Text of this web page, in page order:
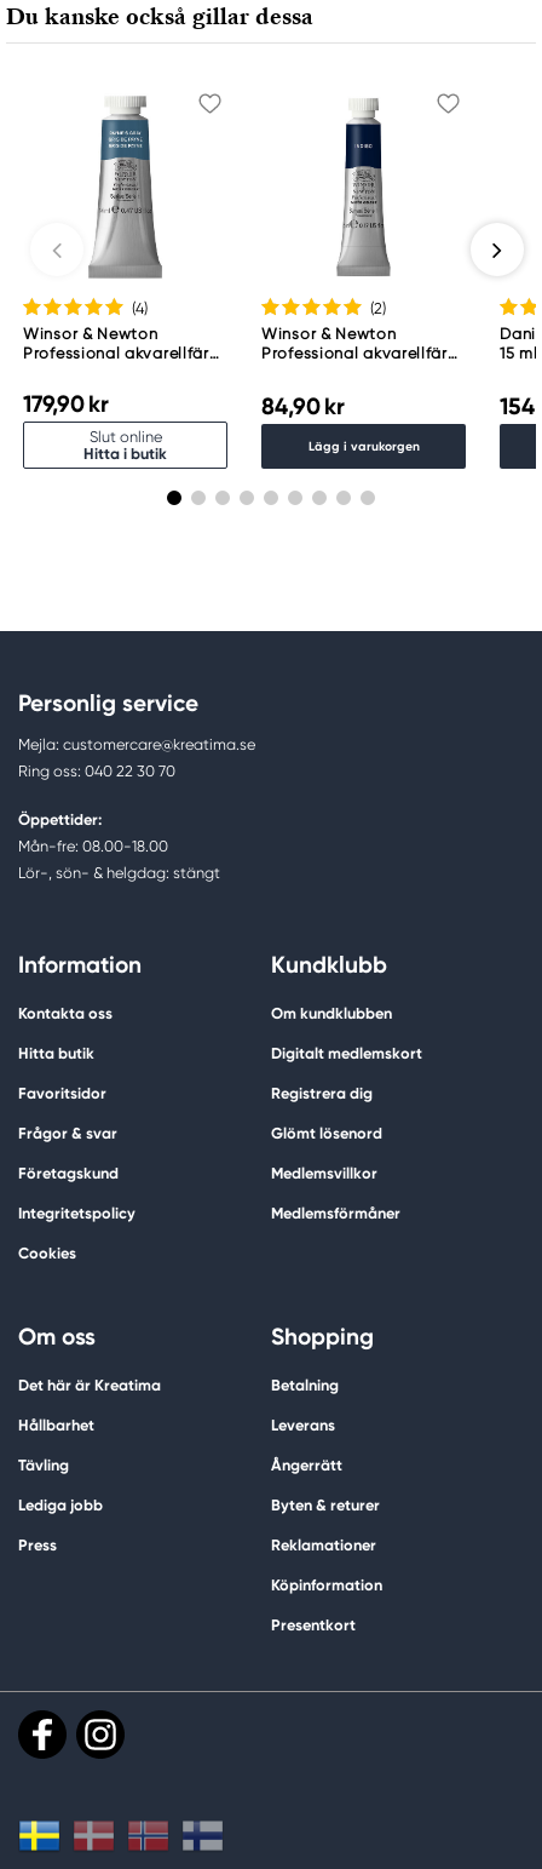
Du kanske också gillar dessa
(4)
Winsor & Newton
Professional akvarellfärg
179,90 kr
Slut online
Hitta i butik
(2)
Winsor & Newton
Professional akvarellfärg
84,90 kr
Lägg i varukorgen
15
Personlig service
Mejla: customercare@kreatima.se
Ring oss: 040 22 30 70
Öppettider:
Mån-fre: 08.00-18.00
Lör-, sön- & helgdag: stängt
Information
Kontakta oss
Hitta butik
Favoritsidor
Frågor & svar
Företagskund
Integritetspolicy
Cookies
Kundklubb
Om kundklubben
Digitalt medlemskort
Registrera dig
Glömt lösenord
Medlemsvillkor
Medlemsförmåner
Om oss
Det här är Kreatima
Hållbarhet
Tävling
Lediga jobb
Press
Shopping
Betalning
Leverans
Ångerrätt
Byten & returer
Reklamationer
Köpinformation
Presentkort